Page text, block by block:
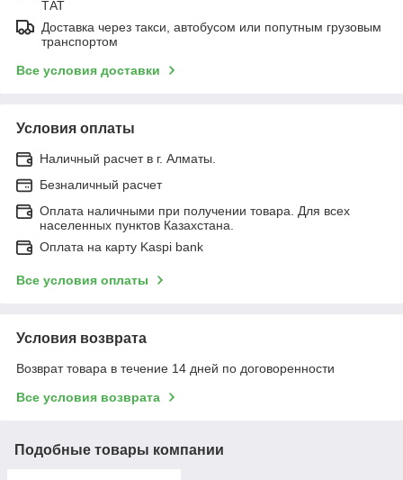
ТАТ
Доставка через такси, автобусом или попутным грузовым
транспортом
Все условия доставки
Условия оплаты
Наличный расчет в г. Алматы.
Безналичный расчет
Оплата наличными при получении товара. Для всех
населенных пунктов Казахстана.
Оплата на карту Kaspi bank
Все условия оплаты
Условия возврата
Возврат товара в течение 14 дней по договоренности
Все условия возврата
Подобные товары компании